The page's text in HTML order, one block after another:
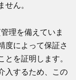
ん。
理を備えていま
度によって保証さ
を証明します。
入するため、この